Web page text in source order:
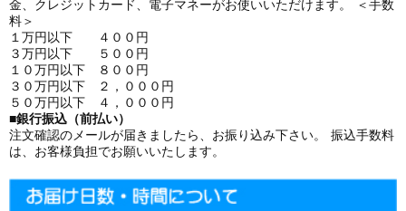
金、クレジットカード、電子マネーがお使いいただけます。 ＜手数
料＞
１万円以下 ４００円
３万円以下 ５００円
１０万円以下 ８００円
３０万円以下 ２，０００円
５０万円以下 ４，０００円
■銀行振込（前払い）
注文確認のメールが届きましたら、お振り込み下さい。 振込手数料
は、お客様負担でお願いいたします。